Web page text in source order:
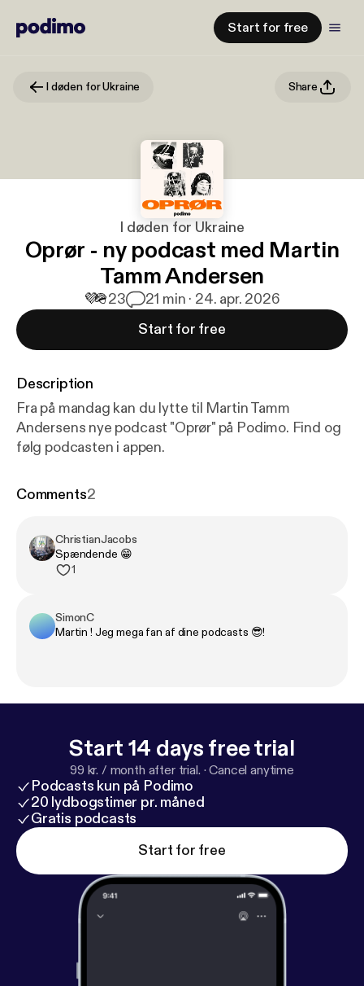
Start for free
I døden for Ukraine Share
I døden for Ukraine
Oprør - ny podcast med Martin
Tamm Andersen
💜🪖23 21 min · 24. apr. 2026
Start for free
Description
Fra på mandag kan du lytte til Martin Tamm
Andersens nye podcast "Oprør" på Podimo. Find og
følg podcasten i appen.
Comments2
ChristianJacobs
Spændende 😁
1
SimonC
Martin ! Jeg mega fan af dine podcasts 😎!
Start 14 days free trial
99 kr. / month after trial. ·Cancel anytime
Podcasts kun på Podimo
20 lydbogstimer pr. måned
Gratis podcasts
Start for free